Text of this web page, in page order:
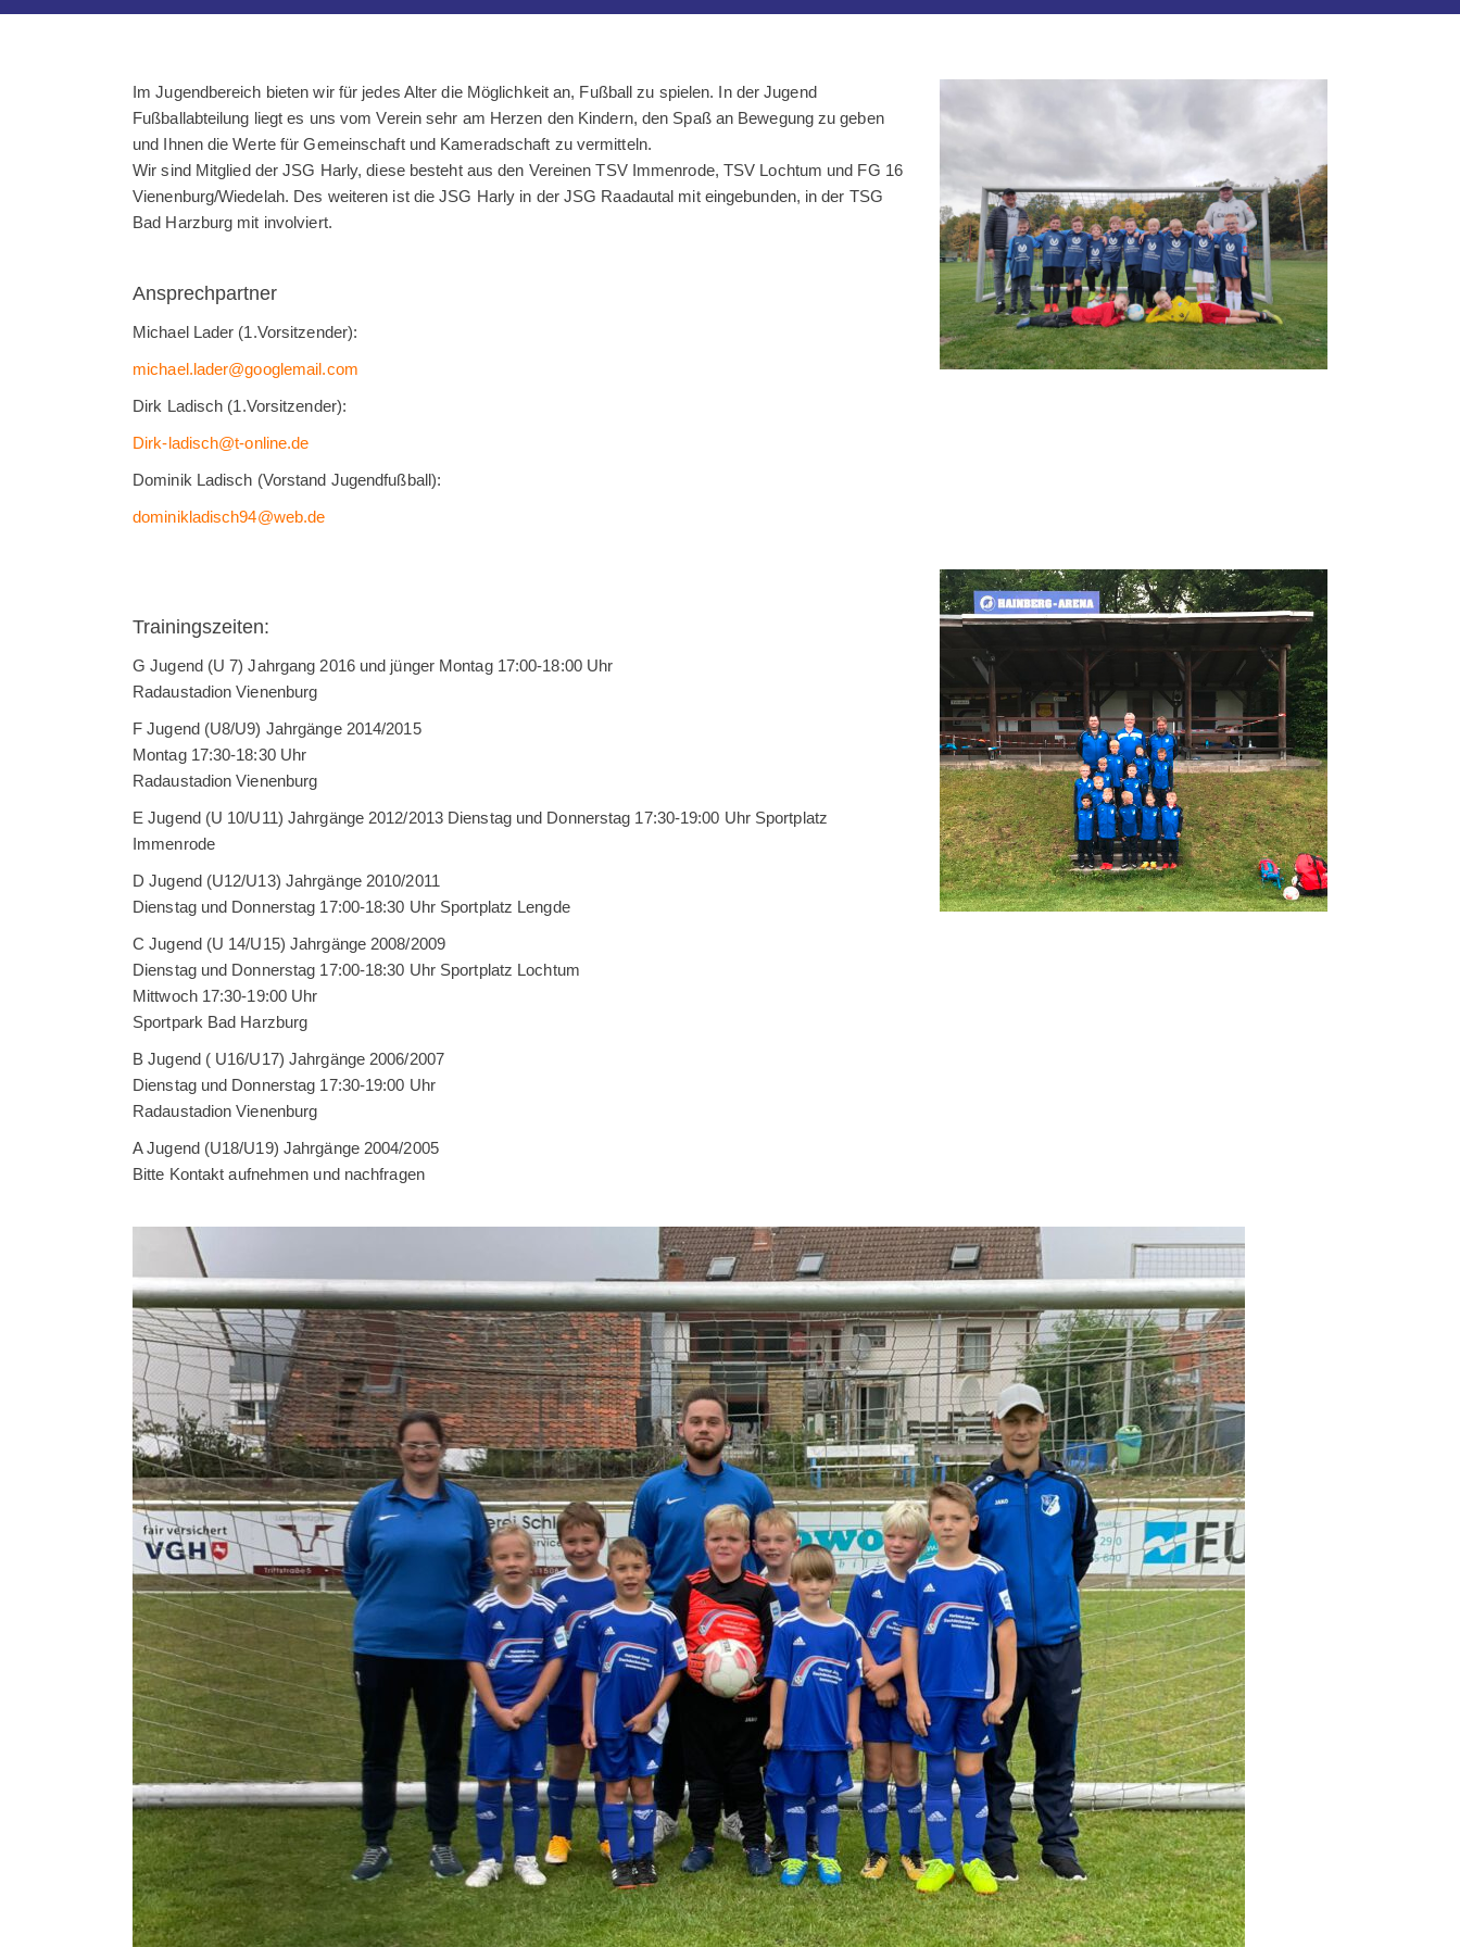
Im Jugendbereich bieten wir für jedes Alter die Möglichkeit an, Fußball zu spielen. In der Jugend
Fußballabteilung liegt es uns vom Verein sehr am Herzen den Kindern, den Spaß an Bewegung zu geben
und Ihnen die Werte für Gemeinschaft und Kameradschaft zu vermitteln.
Wir sind Mitglied der JSG Harly, diese besteht aus den Vereinen TSV Immenrode, TSV Lochtum und FG 16
Vienenburg/Wiedelah. Des weiteren ist die JSG Harly in der JSG Raadautal mit eingebunden, in der TSG
Bad Harzburg mit involviert.
Ansprechpartner
Michael Lader (1.Vorsitzender):
michael.lader@googlemail.com
Dirk Ladisch (1.Vorsitzender):
Dirk-ladisch@t-online.de
Dominik Ladisch (Vorstand Jugendfußball):
dominikladisch94@web.de
Trainingszeiten:
G Jugend (U 7) Jahrgang 2016 und jünger Montag 17:00-18:00 Uhr
Radaustadion Vienenburg
F Jugend (U8/U9) Jahrgänge 2014/2015
Montag 17:30-18:30 Uhr
Radaustadion Vienenburg
E Jugend (U 10/U11) Jahrgänge 2012/2013 Dienstag und Donnerstag 17:30-19:00 Uhr Sportplatz
Immenrode
D Jugend (U12/U13) Jahrgänge 2010/2011
Dienstag und Donnerstag 17:00-18:30 Uhr Sportplatz Lengde
C Jugend (U 14/U15) Jahrgänge 2008/2009
Dienstag und Donnerstag 17:00-18:30 Uhr Sportplatz Lochtum
Mittwoch 17:30-19:00 Uhr
Sportpark Bad Harzburg
B Jugend ( U16/U17) Jahrgänge 2006/2007
Dienstag und Donnerstag 17:30-19:00 Uhr
Radaustadion Vienenburg
A Jugend (U18/U19) Jahrgänge 2004/2005
Bitte Kontakt aufnehmen und nachfragen